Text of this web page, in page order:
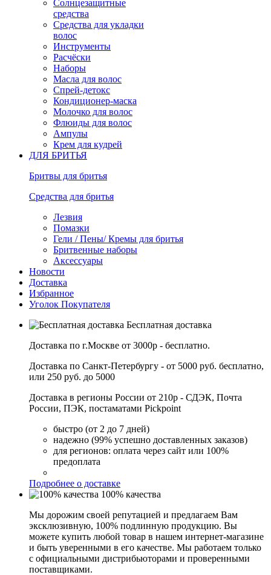
Солнцезащитные
средства
Средства для укладки
волос
Инструменты
Расчёски
Наборы
Масла для волос
Спрей-детокс
Кондиционер-маска
Молочко для волос
Флюиды для волос
Ампулы
Крем для кудрей
ДЛЯ БРИТЬЯ
Бритвы для бритья
Средства для бритья
Лезвия
Помазки
Гели / Пены/ Кремы для бритья
Бритвенные наборы
Аксессуары
Новости
Доставка
Избранное
Уголок Покупателя
Бесплатная доставка
Доставка по г.Москве от 3000р - бесплатно.
Доставка по Санкт-Петербургу - от 5000 руб. бесплатно,
или 250 руб. до 5000
Доставка в регионы России от 210р - СДЭК, Почта
России, ПЭК, постаматами Pickpoint
быстро (от 2 до 7 дней)
надежно (99% успешно доставленных заказов)
для регионов: оплата через сайт или 100%
предоплата
Подробнее о доставке
100% качества
Мы дорожим своей репутацией и предлагаем Вам
эксклюзивную, 100% подлинную продукцию. Вы
можете купить любой товар в нашем интернет-магазине
и быть уверенными в его качестве. Мы работаем только
с официальными дистрибьюторами и проверенными
поставщиками.